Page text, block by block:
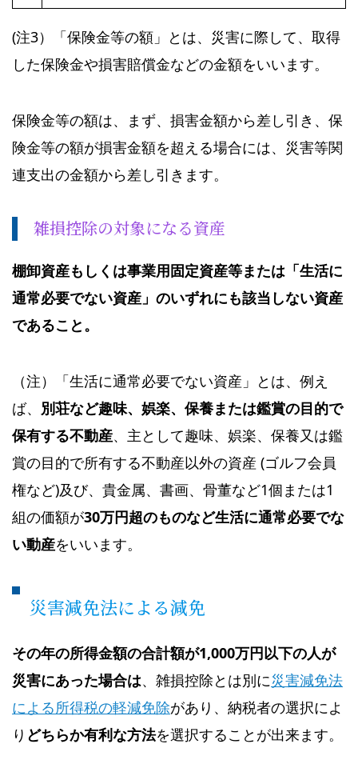
(注3）「保険金等の額」とは、災害に際して、取得
した保険金や損害賠償金などの金額をいいます。
保険金等の額は、まず、損害金額から差し引き、保
険金等の額が損害金額を超える場合には、災害等関
連支出の金額から差し引きます。
雑損控除の対象になる資産
棚卸資産もしくは事業用固定資産等または「生活に
通常必要でない資産」のいずれにも該当しない資産
であること。
（注）「生活に通常必要でない資産」とは、例え
ば、 別荘など趣味、娯楽、保養または鑑賞の目的で
保有する不動産、主として趣味、娯楽、保養又は鑑
賞の目的で所有する不動産以外の資産 (ゴルフ会員
権など)及び、貴金属、書画、骨董など1個または1
組の価額が30万円超のものなど生活に通常必要でな
い動産をいいます。
災害減免法による減免
その年の所得金額の合計額が1,000万円以下の人が
災害にあった場合は、雑損控除とは別に災害減免法
による所得税の軽減免除があり、納税者の選択によ
り どちらか有利な方法を選択することが出来ます。